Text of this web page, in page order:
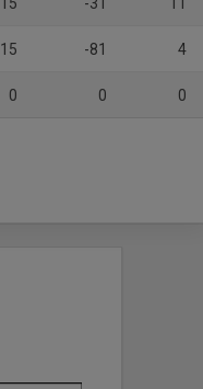
15 -31 11
15 -81 4
0 0 0